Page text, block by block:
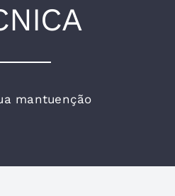
mantuenção